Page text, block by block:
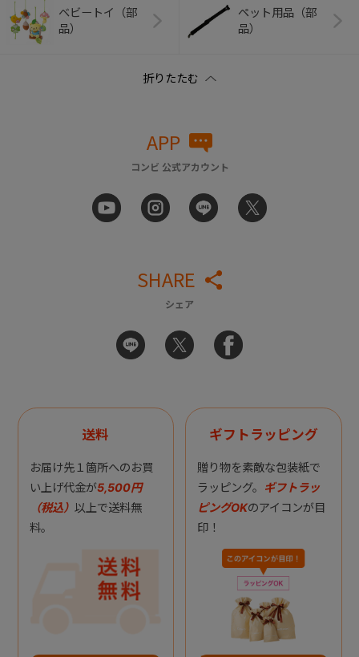
ベビートイ（部
品）
ペット用品（部
品）
APP
コンビ 公式アカウント
SHARE
シェア
送料
お届け先１箇所へのお買
い上げ代金が5,500円
（税込） 以上で送料無
料。
ギフトラッピング
贈り物を素敵な包装紙で
ラッピング。 ギフトラッ
ピングOKのアイコンが目
印！